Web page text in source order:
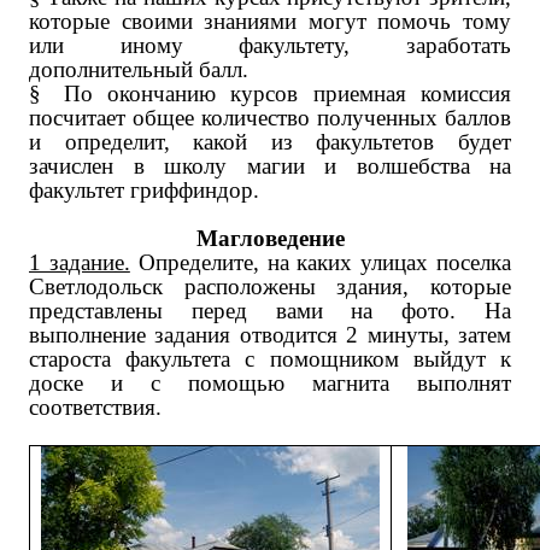
которые своими знаниями могут помочь тому
или иному факультету, заработать
дополнительный балл.
§
По окончанию курсов приемная комиссия
посчитает общее количество полученных баллов
и определит, какой из факультетов будет
зачислен в школу магии и волшебства на
факультет гриффиндор.
Магловедение
1 задание. Определите, на каких улицах поселка
Светлодольск расположены здания, которые
представлены перед вами на фото. На
выполнение задания отводится 2 минуты, затем
староста факультета с помощником выйдут к
доске и с помощью магнита выполнят
соответствия.